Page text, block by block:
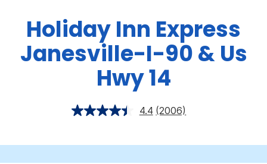
Holiday Inn Express
Janesville-I-90 & Us
Hwy 14
4.4 (2006)